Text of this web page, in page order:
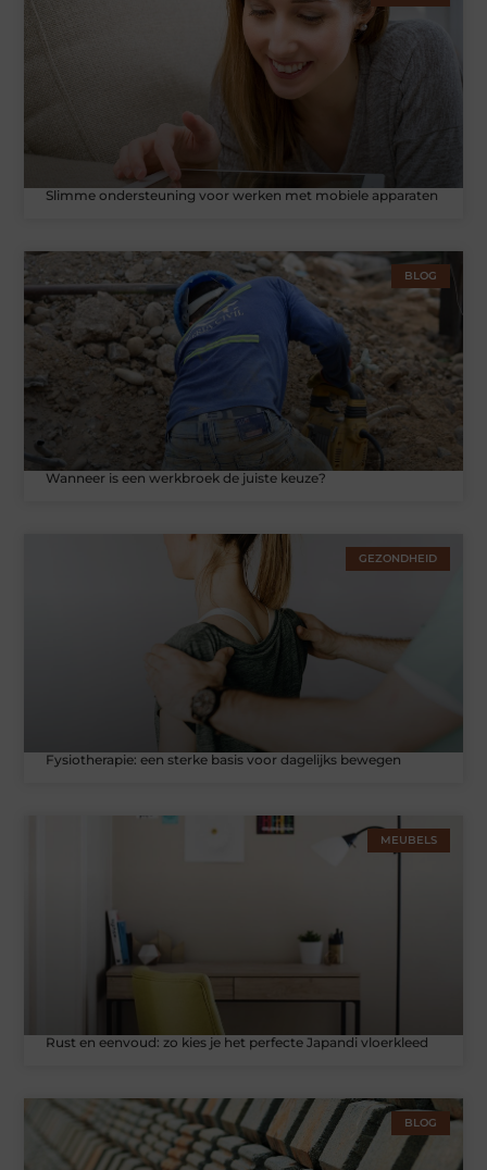
Slimme ondersteuning voor werken met mobiele apparaten
BLOG
Wanneer is een werkbroek de juiste keuze?
GEZONDHEID
Fysiotherapie: een sterke basis voor dagelijks bewegen
MEUBELS
Rust en eenvoud: zo kies je het perfecte Japandi vloerkleed
BLOG